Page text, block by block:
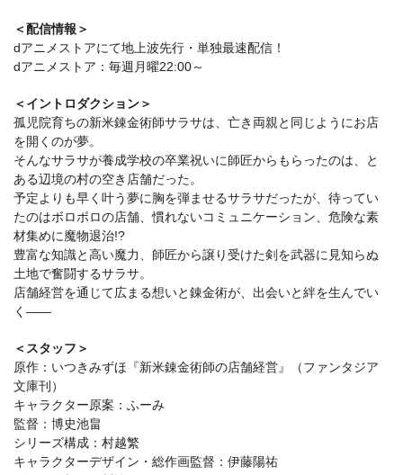
＜配信情報＞
dアニメストアにて地上波先行・単独最速配信！
dアニメストア：毎週月曜22:00～
＜イントロダクション＞
孤児院育ちの新米錬金術師サラサは、亡き両親と同じようにお店
を開くのが夢。
そんなサラサが養成学校の卒業祝いに師匠からもらったのは、と
ある辺境の村の空き店舗だった。
予定よりも早く叶う夢に胸を弾ませるサラサだったが、待ってい
たのはボロボロの店舗、慣れないコミュニケーション、危険な素
材集めに魔物退治!?
豊富な知識と高い魔力、師匠から譲り受けた剣を武器に見知らぬ
土地で奮闘するサラサ。
店舗経営を通じて広まる想いと錬金術が、出会いと絆を生んでい
く――
＜スタッフ＞
原作：いつきみずほ『新米錬金術師の店舗経営』（ファンタジア
文庫刊）
キャラクター原案：ふーみ
監督：博史池畠
シリーズ構成：村越繁
キャラクターデザイン・総作画監督：伊藤陽祐